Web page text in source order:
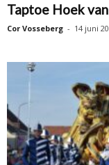
Taptoe Hoek
Cor Vosseberg - 14 juni